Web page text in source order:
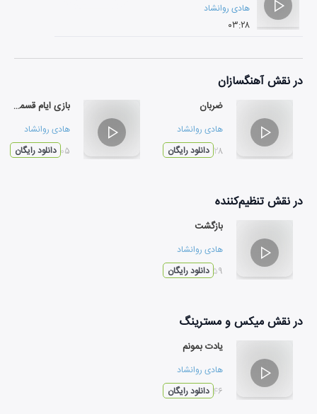
هادی روانشاد
۰۳:۲۸
در نقشآهنگسازان
ضربان
هادی روانشاد
۰۳:۲۸دانلود رایگان
بازی ایام قسمت دوم
هادی روانشاد
۰۴:۰۵دانلود رایگان
در نقشتنظیم‌کننده
بازگشت
هادی روانشاد
۰۳:۵۹دانلود رایگان
در نقشمیکس و مسترینگ
یادت بمونم
هادی روانشاد
۰۵:۴۶دانلود رایگان